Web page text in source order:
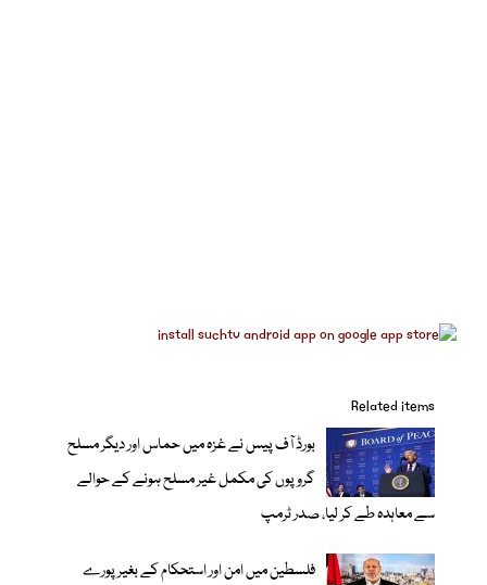
Related items
بورڈ آف پیس نے غزہ میں حماس اور دیگر مسلح
گروپوں کی مکمل غیر مسلح ہونے کے حوالے
سے معاہدہ طے کر لیا، صدر ٹرمپ
فلسطین میں امن اور استحکام کے بغیر پورے